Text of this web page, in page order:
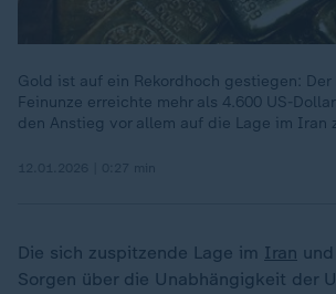
Gold ist auf ein Rekordhoch gestiegen: Der
Feinunze erreichte mehr als 4.600 US-
den Anstieg vor allem auf die Lage im Iran
Die sich zuspitzende Lage im Iran
Sorgen über die Unabhängigkeit der